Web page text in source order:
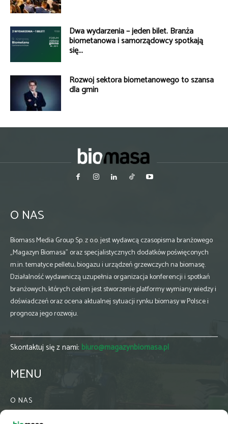
Dwa wydarzenia – jeden bilet. Branża
biometanowa i samorządowcy spotkają
się...
Rozwój sektora biometanowego to szansa
dla gmin
O NAS
Biomass Media Group Sp. z o.o. jest wydawcą czasopisma branżowego
„Magazyn Biomasa” oraz specjalistycznych dodatków poświęconych
m.in. tematyce pelletu, biogazu i urządzeń grzewczych na biomasę.
Działalność wydawniczą uzupełnia organizacja konferencji i spotkań
branżowych, których celem jest stworzenie platformy wymiany wiedzy i
doświadczeń oraz ocena aktualnej sytuacji rynku biomasy w Polsce i
prognoza jego rozwoju.
Skontaktuj się z nami: biuro@magazynbiomasa.pl
MENU
O NAS